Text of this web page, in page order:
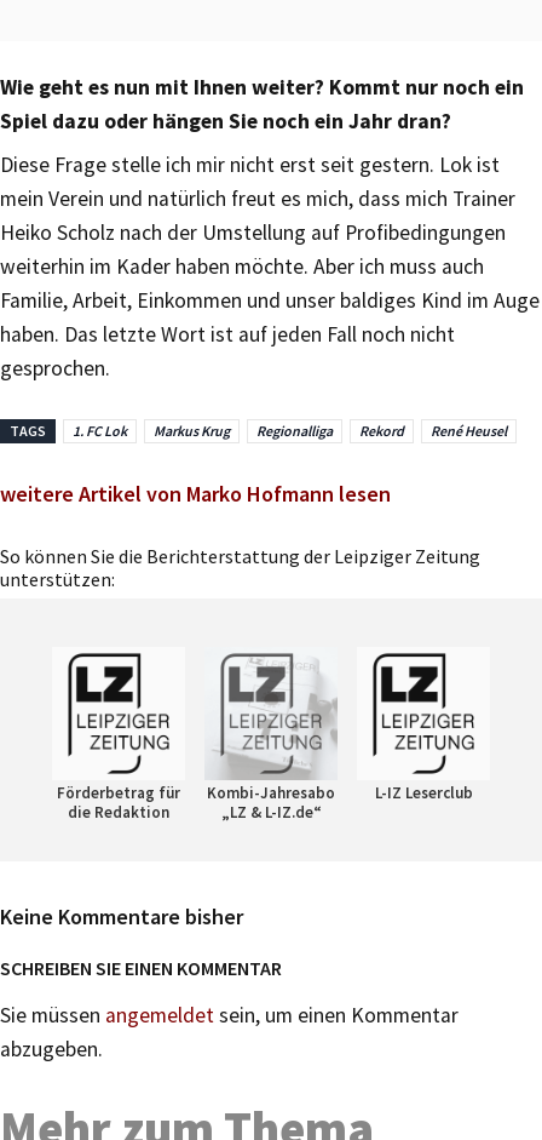
Wie geht es nun mit Ihnen weiter? Kommt nur noch ein
Spiel dazu oder hängen Sie noch ein Jahr dran?
Diese Frage stelle ich mir nicht erst seit gestern. Lok ist
mein Verein und natürlich freut es mich, dass mich Trainer
Heiko Scholz nach der Umstellung auf Profibedingungen
weiterhin im Kader haben möchte. Aber ich muss auch
Familie, Arbeit, Einkommen und unser baldiges Kind im Auge
haben. Das letzte Wort ist auf jeden Fall noch nicht
gesprochen.
TAGS 1. FC Lok Markus Krug Regionalliga Rekord René Heusel
weitere Artikel von Marko Hofmann lesen
So können Sie die Berichterstattung der Leipziger Zeitung
unterstützen:
Förderbetrag für
die Redaktion
Kombi-Jahresabo
„LZ & L-IZ.de“
L-IZ Leserclub
Keine Kommentare bisher
SCHREIBEN SIE EINEN KOMMENTAR
Sie müssen angemeldetsein, um einen Kommentar
abzugeben.